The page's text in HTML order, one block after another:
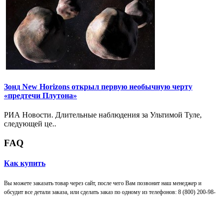
Зонд New Horizons открыл первую необычную черту
«предтечи Плутона»
РИА Новости. Длительные наблюдения за Ультимой Туле,
следующей це..
FAQ
Как купить
Вы можете заказать товар через сайт, после чего Вам позвонит наш менеджер и
обсудит все детали заказа, или сделать заказ по одному из телефонов: 8 (800) 200-98-